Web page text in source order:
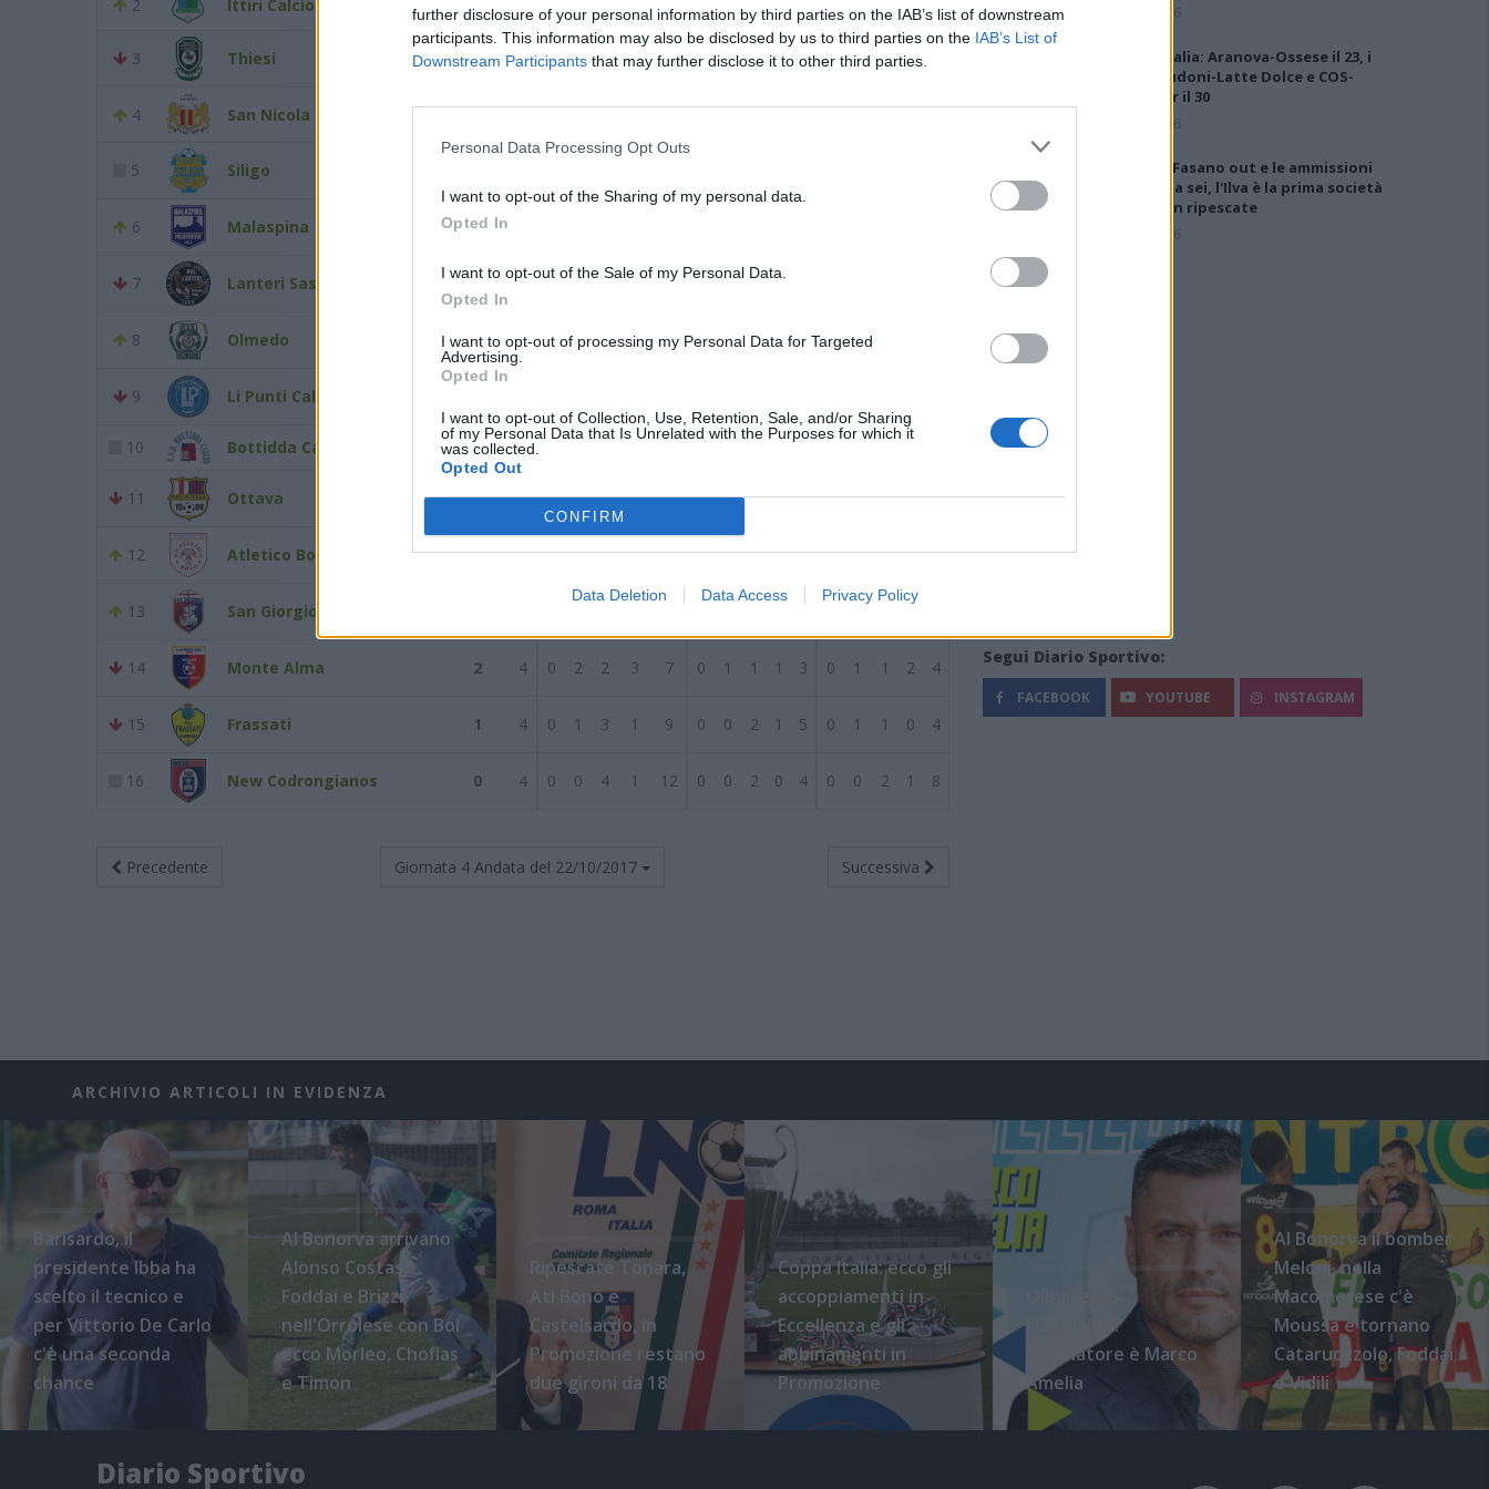
further disclosure of your personal information by third parties on the IAB’s list of downstream
participants. This information may also be disclosed by us to third parties on the IAB’s List of
Downstream Participants that may further disclose it to other third parties.
Personal Data Processing Opt Outs
I want to opt-out of the Sharing of my personal data.
Opted In
I want to opt-out of the Sale of my Personal Data.
Opted In
I want to opt-out of processing my Personal Data for Targeted
Advertising.
Opted In
I want to opt-out of Collection, Use, Retention, Sale, and/or Sharing
of my Personal Data that Is Unrelated with the Purposes for which it
was collected.
Opted Out
CONFIRM
Data Deletion Data Access Privacy Policy
2 Ittiri Calcio 9 3 4 0 9 1 2 2
3 Thiesi 9 4 3 0 1 7 2 1 0 1 2 1 2 0 0 5
4 San Nicola Ozieri 1984 9 4 3 0 1 5 2 1 0 1 2 2 2 0 0 3 0
5 Siligo
6 Malaspina 7
7 Lanteri Sassari 6 4 2 0 2 9 7 2 0 0 8
8 Olmedo 6 4 2 0 2 6 5 2 0 0 5 1 0 0
9 Li Punti Calcio 1976
10 Bottidda Calcio 5 4
11 Ottava 4 4 1 1 2 5 4 0 1 1 2 3 1 0 1 3 1
12 Atletico Bono 4 4 1 1 2 8 8 1 1 1 8 6 0 0 1 0 2
13 San Giorgio Perfugas 2 2
14 Monte Alma 2 4 0 2 2 3 7 0 1 1 1 3 0 1 1 2 4
15 Frassati 1 4 0 1 3 1 9 0 0 2 1 5 0 1 1 0 4
16 New Codrongianos 0 4 0 0 4 1 12 0 0 2 0 4 0 0 2 1 8
Precedente Giornata 4 Andata del 22/10/2017 Successiva
6 Ago 2026
Coppa Italia: Aranova-Ossese il 23, i
derby Budoni-Latte Dolce e COS-
Monastir il 30
6 Ago 2026
Anche il Fasano out e le ammissioni
salgono a sei, l'Ilva è la prima società
tra le non ripescate
5 Ago 2026
Segui Diario Sportivo:
FACEBOOK YOUTUBE INSTAGRAM
ARCHIVIO ARTICOLI IN EVIDENZA
Barisardo, il
presidente Ibba ha
scelto il tecnico e
per Vittorio De Carlo
c'è una seconda
chance
Al Bonorva arrivano
Alonso Costas,
Foddai e Brizzi,
nell'Orrolese con Boi
ecco Morleo, Choflas
e Timon
Ripescate Tonara,
Atl Bono e
Castelsardo, in
Promozione restano
due gironi da 18
Coppa Italia: ecco gli
accoppiamenti in
Eccellenza e gli
abbinamenti in
Promozione
l'ufficialità:
l'allenatore è Marco
Amelia
Al Bonorva il bomber
Meloni, nella
Macomerese c'è
Moussa e tornano
Cataruozzolo, Foddai
e Vidili
Diario Sportivo